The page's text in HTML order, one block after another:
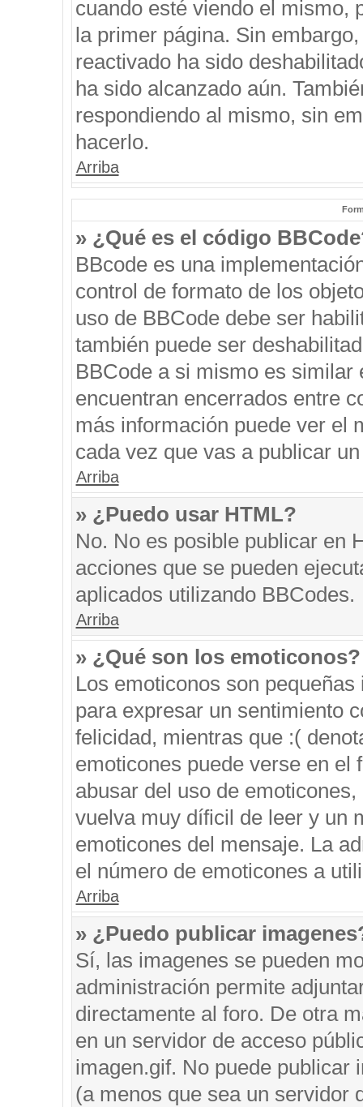
cuando esté viendo el mismo,
la primer página. Sin
reactivado ha sido
ha sido alcanzado aún.
respondiendo al mismo, sin
hacerlo.
Arriba
» ¿Qué es el código
BBcode es una
control de formato de los
uso de BBCode debe ser
también puede ser
BBCode a si mismo es
encuentran encerrados entre
más información puede ver el
cada vez que vas a publicar
Arriba
» ¿Puedo usar HTML?
No. No es posible publicar en
acciones que se pueden
aplicados utilizando BBCodes.
Arriba
» ¿Qué son los emoticonos?
Los emoticonos son
para expresar un sentimiento
felicidad, mientras que :(
emoticones puede verse en el
abusar del uso de
vuelva muy díficil de leer y un
emoticones del mensaje. La
el número de emoticones a
Arriba
» ¿Puedo publicar
Sí, las imagenes se pueden
administración permite
directamente al foro. De otra
en un servidor de acceso
imagen.gif. No puede publicar
(a menos que sea un servidor